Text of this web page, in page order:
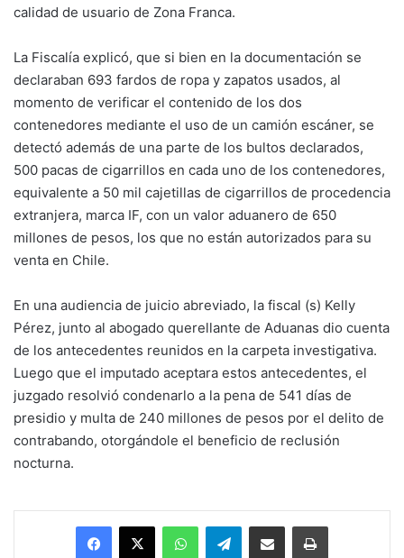
calidad de usuario de Zona Franca.
La Fiscalía explicó, que si bien en la documentación se
declaraban 693 fardos de ropa y zapatos usados, al
momento de verificar el contenido de los dos
contenedores mediante el uso de un camión escáner, se
detectó además de una parte de los bultos declarados,
500 pacas de cigarrillos en cada uno de los contenedores,
equivalente a 50 mil cajetillas de cigarrillos de procedencia
extranjera, marca IF, con un valor aduanero de 650
millones de pesos, los que no están autorizados para su
venta en Chile.
En una audiencia de juicio abreviado, la fiscal (s) Kelly
Pérez, junto al abogado querellante de Aduanas dio cuenta
de los antecedentes reunidos en la carpeta investigativa.
Luego que el imputado aceptara estos antecedentes, el
juzgado resolvió condenarlo a la pena de 541 días de
presidio y multa de 240 millones de pesos por el delito de
contrabando, otorgándole el beneficio de reclusión
nocturna.
Facebook
X WhatsAppTelegramEnviar vía email Imprimir